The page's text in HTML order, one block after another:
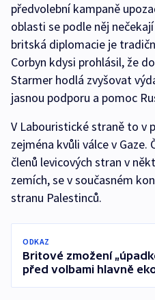
předvolební kampaně
oblasti se podle něj
britská diplomacie je
Corbyn kdysi prohlásil, že
Starmer hodlá zvyšovat
jasnou podporu a pomoc
V Labouristické straně to v
zejména kvůli válce v
členů levicových stran v
zemích, se v současném
stranu Palestinců.
ODKAZ
Britové zmožení
před volbami hlavně